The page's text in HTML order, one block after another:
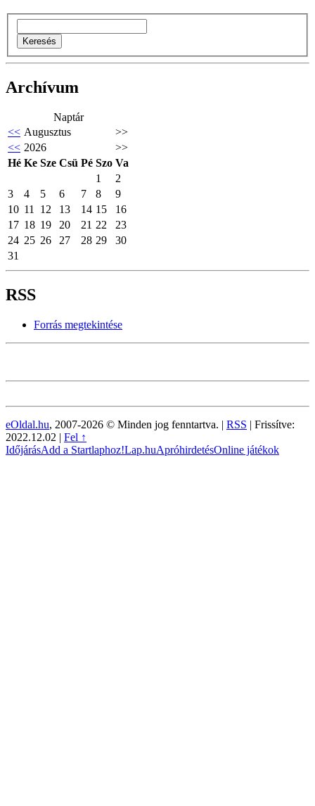
Archívum
Naptár
<< Augusztus
>>
<< 2026
>>
Hé Ke Sze Csü Pé Szo Va
1
2
3
4 5 6 7 8
9
10 11 12 13 14 15
16
17 18 19 20 21 22
23
24 25 26 27 28 29
30
31
RSS
Forrás megtekintése
eOldal.hu, 2007-2026 © Minden jog fenntartva. | RSS | Frissítve:
2022.12.02 | Fel ↑
IdőjárásAdd a Startlaphoz!Lap.huApróhirdetésOnline játékok